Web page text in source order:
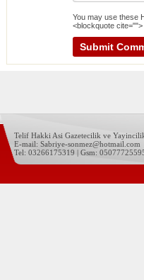
You may use these
<blockquote
Telif Hakki Asi Gazetecilik ve
E-mail: Sabriye-sonmez@hotmail.com
Tel: 03266175319 | Gsm: